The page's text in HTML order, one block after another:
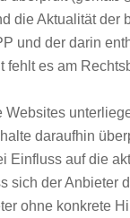
die Aktualität der
und der darin
es am
Websites
daraufhin
Einfluss auf die
sich der Anbieter
ohne konkrete